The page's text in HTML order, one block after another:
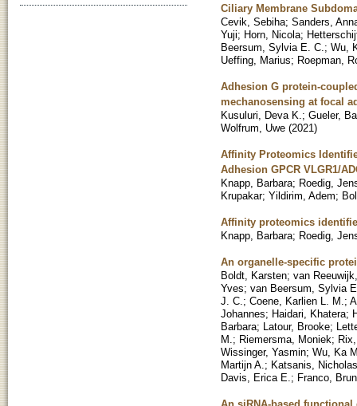
Ciliary Membrane
Cevik, Sebiha; Sanders,
Yuji; Horn, Nicola;
Beersum, Sylvia E. C. ; Wu,
Ueffing, Marius; Roepman,
Adhesion G protein-
mechanosensing at focal
Kusuluri, Deva K. ; Gueler,
Wolfrum, Uwe (2021)
Affinity Proteomics
Adhesion GPCR VLGR1/
Knapp, Barbara; Roedig,
Krupakar; Yildirim, Adem;
Affinity proteomics
Knapp, Barbara; Roedig,
An organelle-specific
Boldt, Karsten; van
Yves; van Beersum, Sylvia
J. C. ; Coene, Karlien L. M. ;
Johannes; Haidari, Khatera;
Barbara; Latour, Brooke;
M. ; Riemersma, Moniek;
Wissinger, Yasmin; Wu, Ka
Martijn A. ; Katsanis, Nicholas
Davis, Erica E. ; Franco,